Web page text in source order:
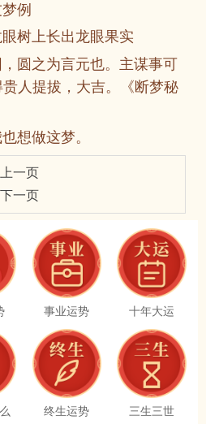
例
树上长出龙眼果实
圆之为言元也。主谋事可
人提拔，大吉。《断梦秘
想做这梦。
上一页
下一页
事业运势 十年大运
终生运势 三生三世